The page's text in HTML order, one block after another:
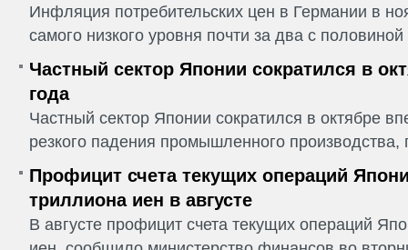
Инфляция потребительских цен в Германии в
самого низкого уровня почти за два с половиной
Частный сектор Японии сократился в
года
Частный сектор Японии сократился в октябре
резкого падения промышленного производства,
Профицит счета текущих операций
триллиона иен в августе
В августе профицит счета текущих операций